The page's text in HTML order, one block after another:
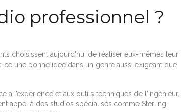
professionnel ?
choisissent aujourd'hui de réaliser eux-mêmes leur
une bonne idée dans un genre aussi exigeant que
à l’expérience et aux outils techniques de l'ingénieur.
appel à des studios spécialisés comme Sterling